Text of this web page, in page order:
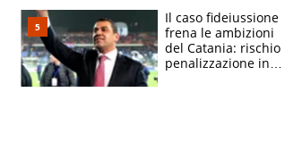
attacco all’Italia
Il caso fideiussione
frena le ambizioni
del Catania: rischio
penalizzazione in